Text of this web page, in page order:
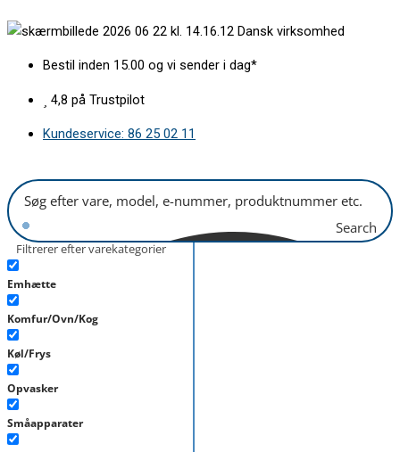
til
Dansk virksomhed
Bestil inden 15.00 og vi sender i dag*
4,8 på Trustpilot
Kundeservice: 86 25 02 11
Search
Filtrerer efter varekategorier
Emhætte
Komfur/Ovn/Kog
Køl/Frys
Opvasker
Småapparater
øverst